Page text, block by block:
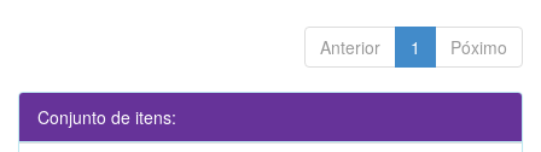
Anterior 1 Póximo
Conjunto de itens: